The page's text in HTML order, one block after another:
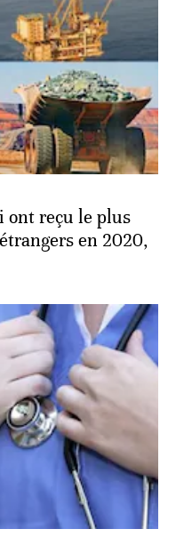
ont reçu le plus
en 2020,